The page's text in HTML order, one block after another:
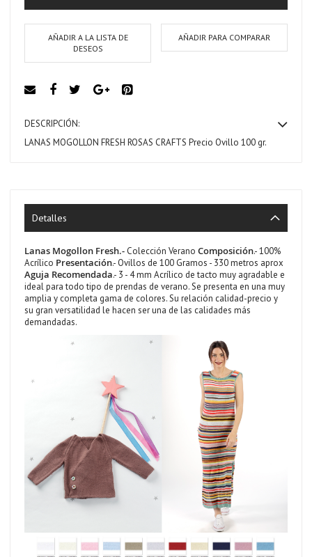
AÑADIR A LA LISTA DE
DESEOS
AÑADIR PARA COMPARAR
DESCRIPCIÓN:
LANAS MOGOLLON FRESH ROSAS CRAFTS Precio Ovillo 100 gr.
Detalles
Lanas Mogollon Fresh.- Colección Verano Composición.- 100%
Acrílico Presentación.- Ovillos de 100 Gramos - 330 metros aprox
Aguja Recomendada.- 3 - 4 mm Acrílico de tacto muy agradable e
ideal para todo tipo de prendas de verano. Se presenta en una muy
amplia y completa gama de colores. Su relación calidad-precio y
su gran versatilidad le hacen ser una de las calidades más
demandadas.